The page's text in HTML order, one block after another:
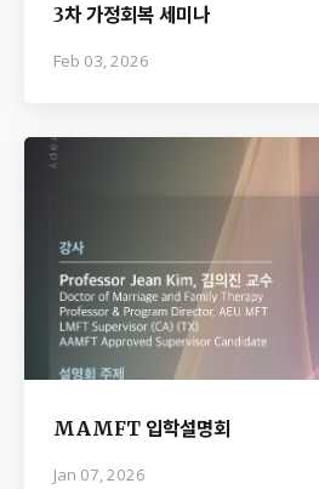
3차 가정회복 세미나
Feb 03, 2026
MAMFT 입학설명회
Jan 07, 2026